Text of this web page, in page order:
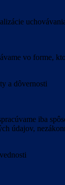
vo forme,
a dôvernosti
iba
údajov,